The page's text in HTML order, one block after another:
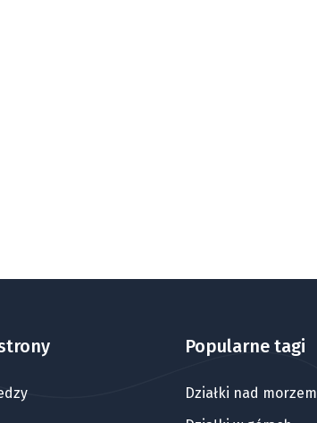
Popularne tagi
Działki nad morzem